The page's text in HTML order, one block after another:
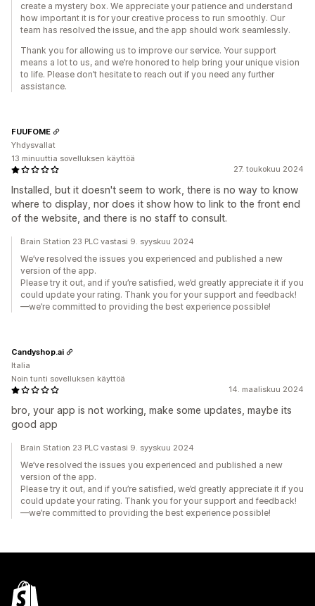
create a mystery box. We appreciate your patience and understand
how important it is for your creative process to run smoothly. Our
team has resolved the issue, and the app should work seamlessly.
Thank you for allowing us to improve our service. Your support
means a lot to us, and we’re honored to help bring your unique vision
to life. Please don’t hesitate to reach out if you need any further
assistance.
27. toukokuu 2024
Installed, but it doesn't seem to work, there is no way to know
where to display, nor does it show how to link to the front end
of the website, and there is no staff to consult.
FUUFOME
Yhdysvallat
13 minuuttia sovelluksen käyttöä
Brain Station 23 PLC vastasi 9. syyskuu 2024
We’ve resolved the issues you experienced and published a new
version of the app.
Please try it out, and if you’re satisfied, we’d greatly appreciate it if you
could update your rating. Thank you for your support and feedback!
—we’re committed to providing the best experience possible!
14. maaliskuu 2024
bro, your app is not working, make some updates, maybe its
good app
Candyshop.ai
Italia
Noin tunti sovelluksen käyttöä
Brain Station 23 PLC vastasi 9. syyskuu 2024
We’ve resolved the issues you experienced and published a new
version of the app.
Please try it out, and if you’re satisfied, we’d greatly appreciate it if you
could update your rating. Thank you for your support and feedback!
—we’re committed to providing the best experience possible!